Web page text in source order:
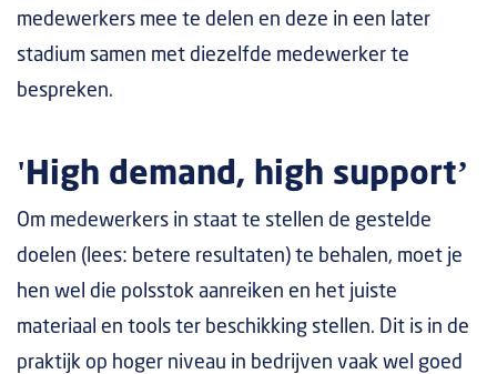
medewerkers mee te delen en deze in een later
stadium samen met diezelfde medewerker te
bespreken.
'High demand, high support’
Om medewerkers in staat te stellen de gestelde
doelen (lees: betere resultaten) te behalen, moet je
hen wel die polsstok aanreiken en het juiste
materiaal en tools ter beschikking stellen. Dit is in de
praktijk op hoger niveau in bedrijven vaak wel goed